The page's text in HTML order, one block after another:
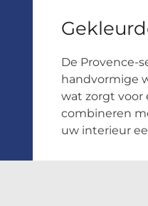
De Provence-
handvormige
wat zorgt voor
combineren
uw interieur